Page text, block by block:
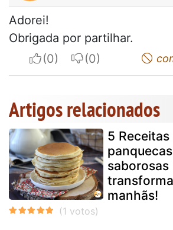
Adorei!
Obrigada por partilhar.
I apreciateI do not
Artigos relacionados
5 Receitas
saborosas
manhãs!